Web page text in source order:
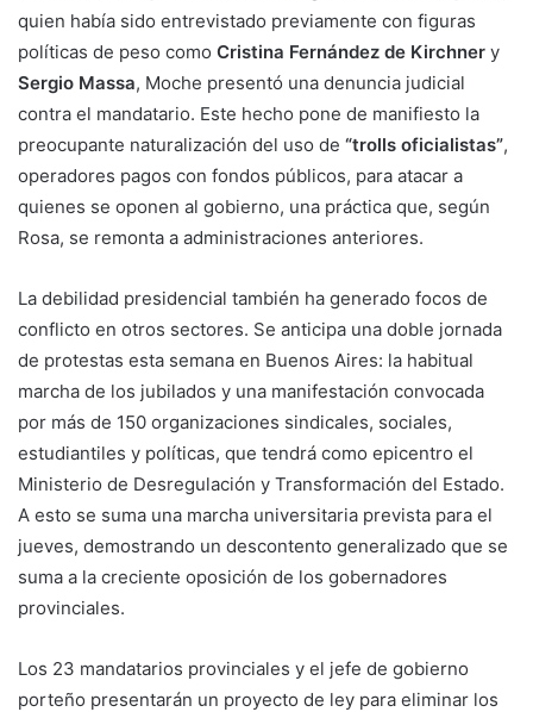
quien había sido entrevistado previamente con figuras
políticas de peso como Cristina Fernández de Kirchner y
Sergio Massa, Moche presentó una denuncia judicial
contra el mandatario. Este hecho pone de manifiesto la
preocupante naturalización del uso de “trolls oficialistas”,
operadores pagos con fondos públicos, para atacar a
quienes se oponen al gobierno, una práctica que, según
Rosa, se remonta a administraciones anteriores.
La debilidad presidencial también ha generado focos de
conflicto en otros sectores. Se anticipa una doble jornada
de protestas esta semana en Buenos Aires: la habitual
marcha de los jubilados y una manifestación convocada
por más de 150 organizaciones sindicales, sociales,
estudiantiles y políticas, que tendrá como epicentro el
Ministerio de Desregulación y Transformación del Estado.
A esto se suma una marcha universitaria prevista para el
jueves, demostrando un descontento generalizado que se
suma a la creciente oposición de los gobernadores
provinciales.
Los 23 mandatarios provinciales y el jefe de gobierno
porteño presentarán un proyecto de ley para eliminar los